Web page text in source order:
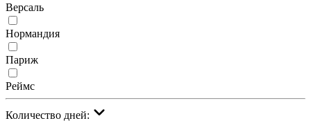
Версаль
Нормандия
Париж
Реймс
Количество дней: